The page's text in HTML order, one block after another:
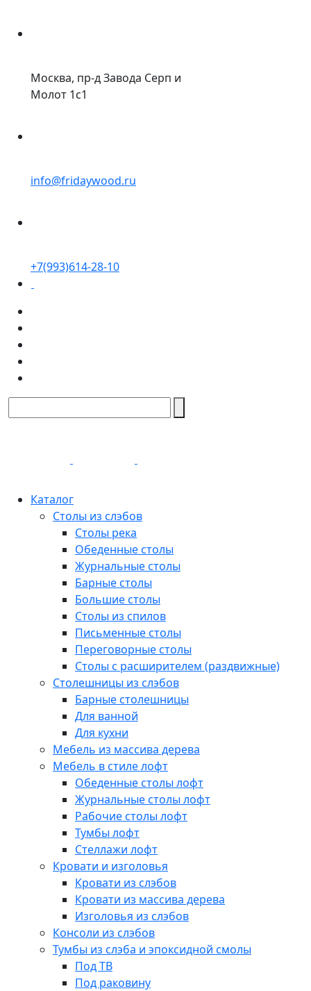
Москва, пр-д Завода Серп и
Молот 1с1
info@fridaywood.ru
+7(993)614-28-10
Каталог
Столы из слэбов
Столы река
Обеденные столы
Журнальные столы
Барные столы
Большие столы
Столы из спилов
Письменные столы
Переговорные столы
Столы с расширителем (раздвижные)
Столешницы из слэбов
Барные столешницы
Для ванной
Для кухни
Мебель из массива дерева
Мебель в стиле лофт
Обеденные столы лофт
Журнальные столы лофт
Рабочие столы лофт
Тумбы лофт
Стеллажи лофт
Кровати и изголовья
Кровати из слэбов
Кровати из массива дерева
Изголовья из слэбов
Консоли из слэбов
Тумбы из слэба и эпоксидной смолы
Под ТВ
Под раковину